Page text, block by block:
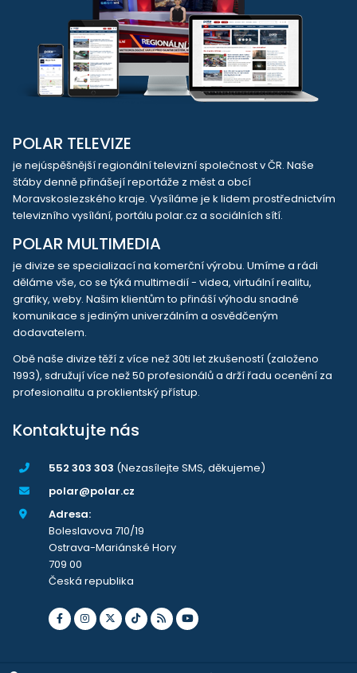
POLAR TELEVIZE
je nejúspěšnější regionální televizní společnost v ČR. Naše
štáby denně přinášejí reportáže z měst a obcí
Moravskoslezského kraje. Vysíláme je k lidem prostřednictvím
televizního vysílání, portálu polar.cz a sociálních sítí.
POLAR MULTIMEDIA
je divize se specializací na komerční výrobu. Umíme a rádi
děláme vše, co se týká multimedií - videa, virtuální realitu,
grafiky, weby. Našim klientům to přináší výhodu snadné
komunikace s jediným univerzálním a osvědčeným
dodavatelem.
Obě naše divize těží z více než 30ti let zkušeností (založeno
1993), sdružují více než 50 profesionálů a drží řadu ocenění za
profesionalitu a proklientský přístup.
Kontaktujte nás
552 303 303 (Nezasílejte SMS, děkujeme)
polar@polar.cz
Adresa:
Boleslavova 710/19
Ostrava-Mariánské Hory
709 00
Česká republika